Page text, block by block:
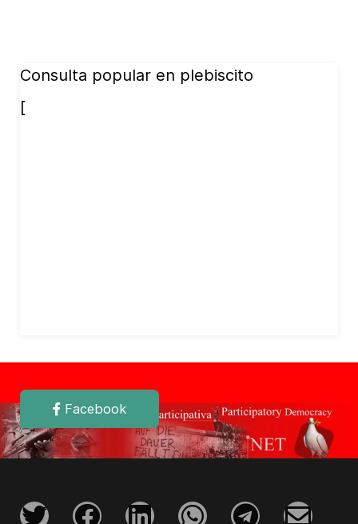
Consulta popular en plebiscito
[
Facebook